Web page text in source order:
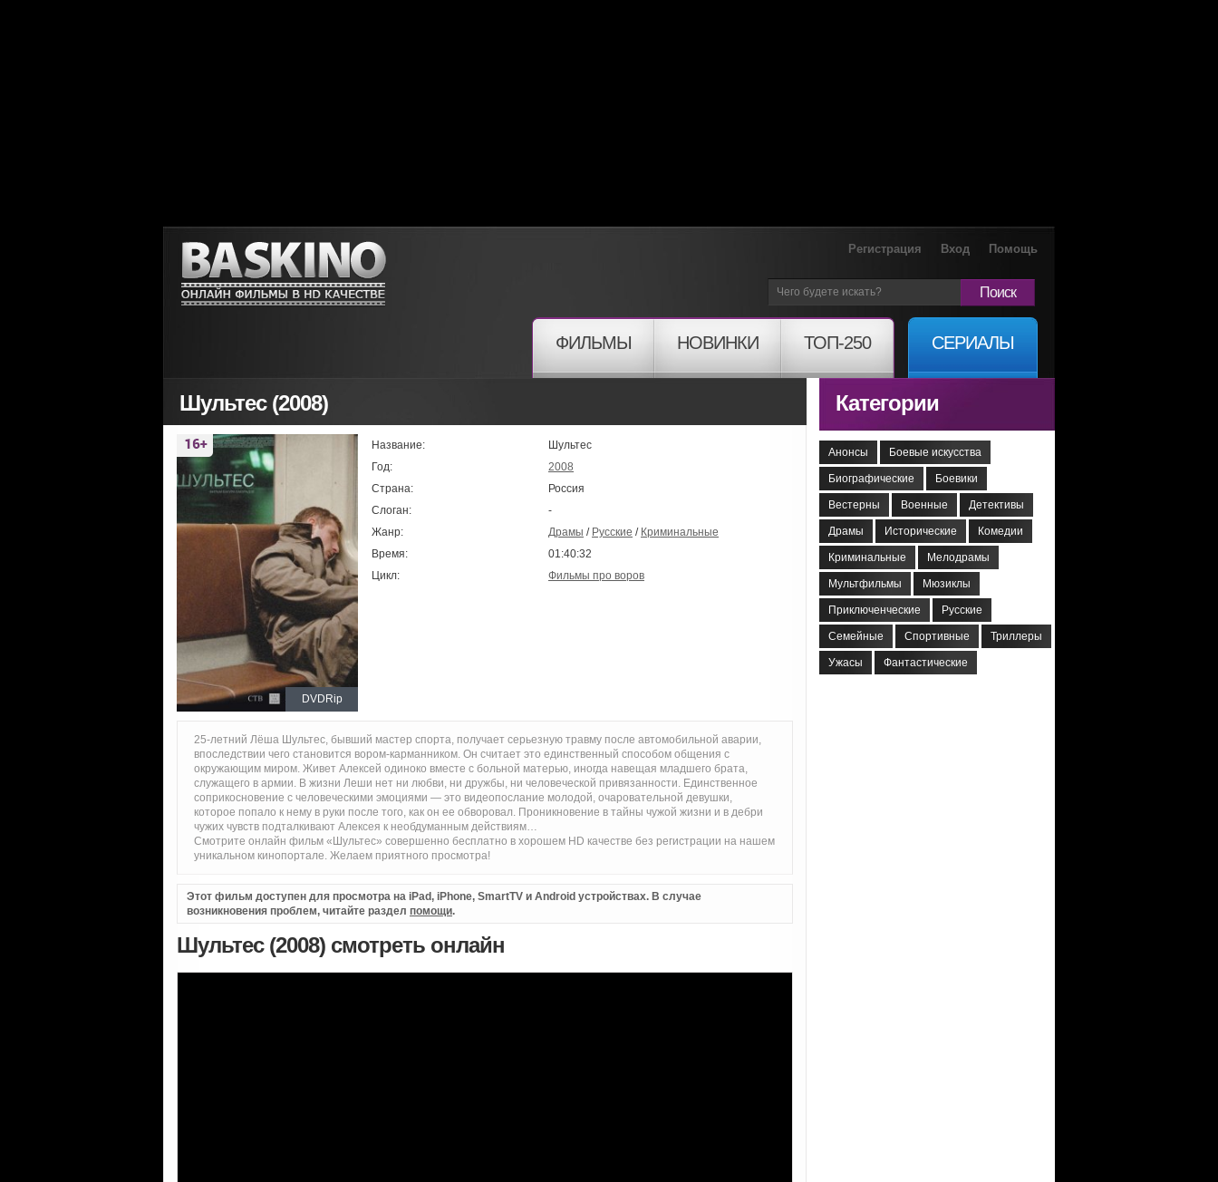
Регистрация Вход Помощь
Поиск
ФИЛЬМЫ НОВИНКИ ТОП-250 СЕРИАЛЫ
Шультес (2008)
DVDRip
Название:
Шультес
Год:
2008
Страна:
Россия
Слоган:
-
Жанр:
Драмы / Русские / Криминальные
Время:
01:40:32
Цикл:
Фильмы про воров
25-летний Лёша Шультес, бывший мастер спорта, получает серьезную травму после автомобильной аварии,
впоследствии чего становится вором-карманником. Он считает это единственный способом общения с
окружающим миром. Живет Алексей одиноко вместе с больной матерью, иногда навещая младшего брата,
служащего в армии. В жизни Леши нет ни любви, ни дружбы, ни человеческой привязанности. Единственное
соприкосновение с человеческими эмоциями — это видеопослание молодой, очаровательной девушки,
которое попало к нему в руки после того, как он ее обворовал. Проникновение в тайны чужой жизни и в дебри
чужих чувств подталкивают Алексея к необдуманным действиям…
Смотрите онлайн фильм «Шультес» совершенно бесплатно в хорошем HD качестве без регистрации на нашем
уникальном кинопортале. Желаем приятного просмотра!
Этот фильм доступен для просмотра на iPad, iPhone, SmartTV и Android устройствах. В случае
возникновения проблем, читайте раздел помощи.
Шультес (2008) смотреть онлайн
Категории
Анонсы Боевые искусства
Биографические Боевики
Вестерны Военные Детективы
Драмы Исторические Комедии
Криминальные Мелодрамы
Мультфильмы Мюзиклы
Приключенческие Русские
Семейные Спортивные Триллеры
Ужасы Фантастические